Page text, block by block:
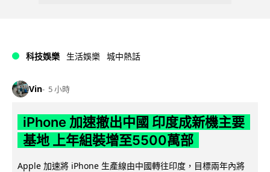
科技娛樂 生活娛樂 城中熱話
Vin 5 小時
iPhone 加速撤出中國 印度成新機主要
基地 上年組裝增至5500萬部
Apple 加速將 iPhone 生產線由中國轉往印度，目標兩年內將